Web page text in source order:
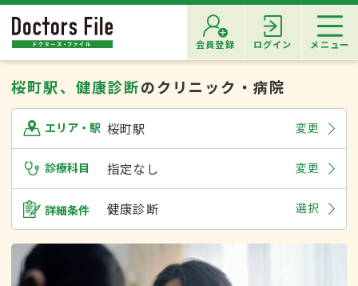
会員登録 ログイン メニュー
桜町駅、健康診断のクリニック・病院
エリア・駅 桜町駅 変更
診療科目 指定なし 変更
詳細条件 健康診断 選択